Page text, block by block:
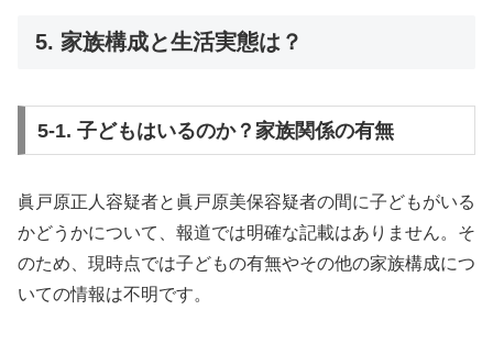
5. 家族構成と生活実態は？
5-1. 子どもはいるのか？家族関係の有無
眞戸原正人容疑者と眞戸原美保容疑者の間に子どもがいる
かどうかについて、報道では明確な記載はありません。そ
のため、現時点では子どもの有無やその他の家族構成につ
いての情報は不明です。